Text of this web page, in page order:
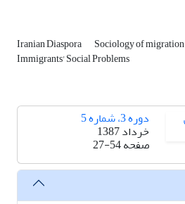
Iranian Diaspora Sociology of migration
Immigrants' Social Problems
دوره 3، شماره 5
خرداد 1387
صفحه27-54